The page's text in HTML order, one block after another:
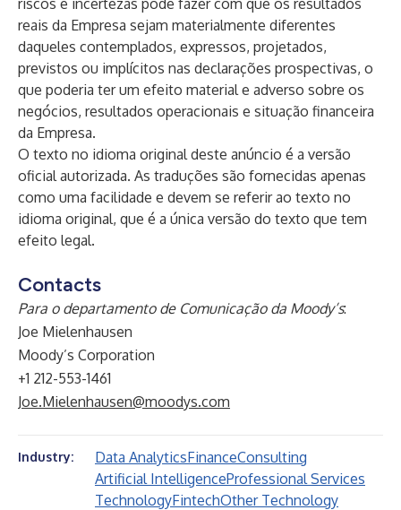
riscos e incertezas pode fazer com que os resultados
reais da Empresa sejam materialmente diferentes
daqueles contemplados, expressos, projetados,
previstos ou implícitos nas declarações prospectivas, o
que poderia ter um efeito material e adverso sobre os
negócios, resultados operacionais e situação financeira
da Empresa.
O texto no idioma original deste anúncio é a versão
oficial autorizada. As traduções são fornecidas apenas
como uma facilidade e devem se referir ao texto no
idioma original, que é a única versão do texto que tem
efeito legal.
Contacts
Para o departamento de Comunicação da Moody’s:
Joe Mielenhausen
Moody’s Corporation
+1 212-553-1461
Joe.Mielenhausen@moodys.com
Industry: Data AnalyticsFinanceConsulting
Artificial IntelligenceProfessional Services
TechnologyFintechOther Technology